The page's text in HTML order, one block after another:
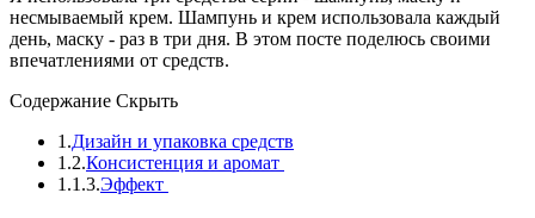
несмываемый крем. Шампунь и крем использовала каждый
день, маску - раз в три дня. В этом посте поделюсь своими
впечатлениями от средств.
Содержание Скрыть
1.Дизайн и упаковка средств
1.2.Консистенция и аромат
1.1.3.Эффект